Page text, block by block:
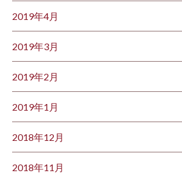
2019年4月
2019年3月
2019年2月
2019年1月
2018年12月
2018年11月